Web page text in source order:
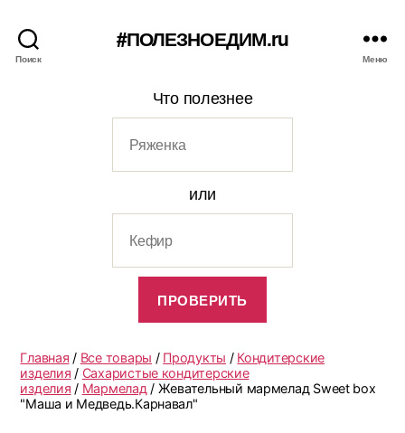
Поиск
#ПОЛЕЗНОЕДИМ.ru
Меню
Что полезнее
или
Главная / Все товары / Продукты / Кондитерские
изделия / Сахаристые кондитерские
изделия / Мармелад / Жевательный мармелад Sweet box
"Маша и Медведь.Карнавал"